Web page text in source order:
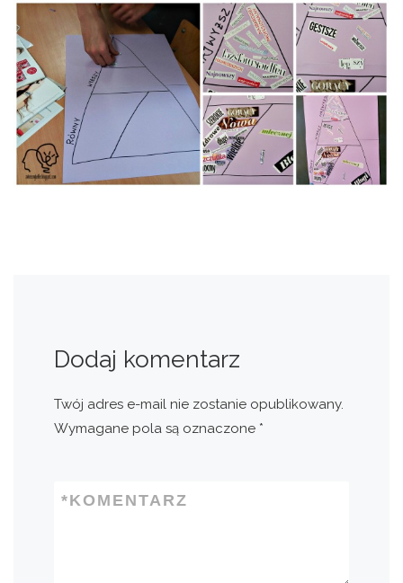
Dodaj komentarz
Twój adres e-mail nie zostanie opublikowany.
Wymagane pola są oznaczone *
KOMENTARZ
*